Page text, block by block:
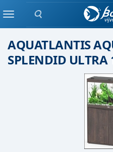
Zoeken
MenuAquatlantis
AQUATLANTIS
SPLENDID